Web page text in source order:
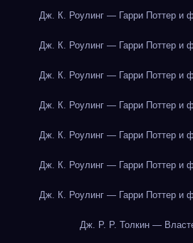
Дж. К. Роулинг — Гарри Поттер и
Дж. К. Роулинг — Гарри Поттер и
Дж. К. Роулинг — Гарри Поттер и
Дж. К. Роулинг — Гарри Поттер и
Дж. К. Роулинг — Гарри Поттер и
Дж. К. Роулинг — Гарри Поттер и
Дж. К. Роулинг — Гарри Поттер и
Дж. Р. Р. Толкин —